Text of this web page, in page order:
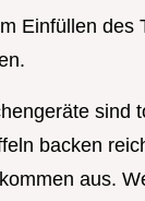
Einfüllen des
sind
backen
aus.